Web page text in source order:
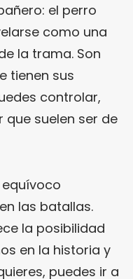
el perro
como una
la trama. Son
tienen sus
controlar,
que suelen ser de
equívoco
las batallas.
la posibilidad
en la historia y
puedes ir a